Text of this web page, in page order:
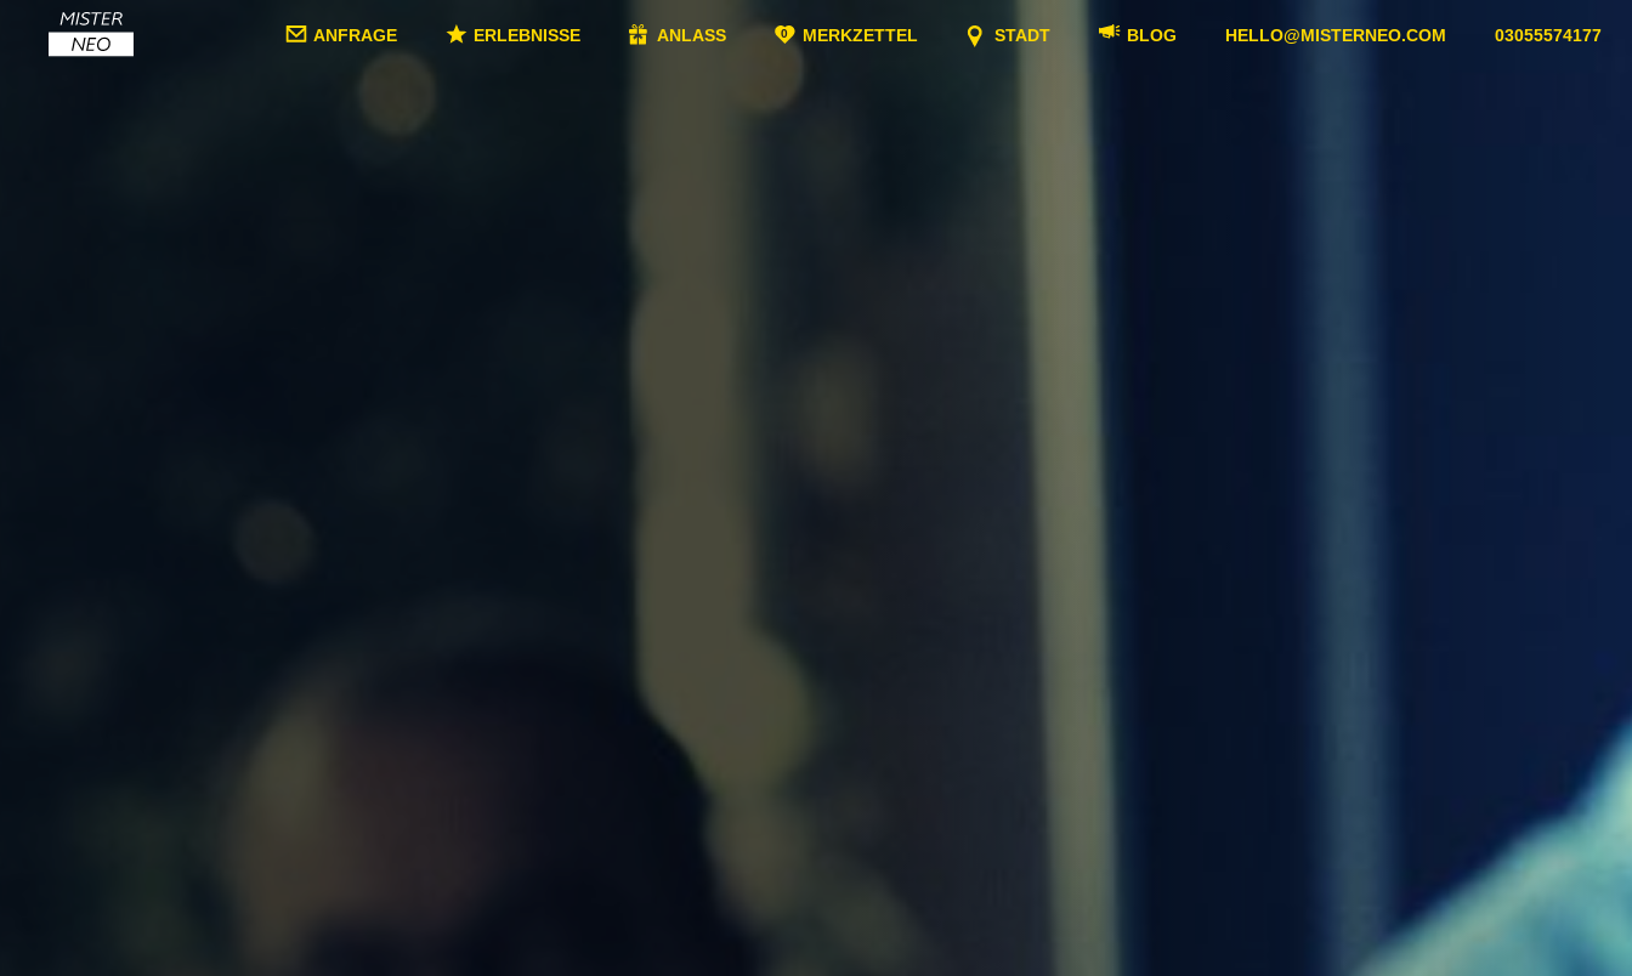
ANFRAGE ERLEBNISSE ANLASS MERKZETTEL STADT BLOG HELLO@MISTERNEO.COM 03055574177